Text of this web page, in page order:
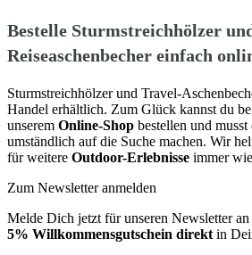
Bestelle Sturmstreichhölzer
Reiseaschenbecher einfach
Sturmstreichhölzer und Travel-
Handel erhältlich. Zum Glück kannst du
unserem Online-Shop bestellen und
umständlich auf die Suche machen. Wir
für weitere Outdoor-Erlebnisse immer
Zum Newsletter anmelden
Melde Dich jetzt für unseren Newsletter
5% Willkommensgutschein direkt in